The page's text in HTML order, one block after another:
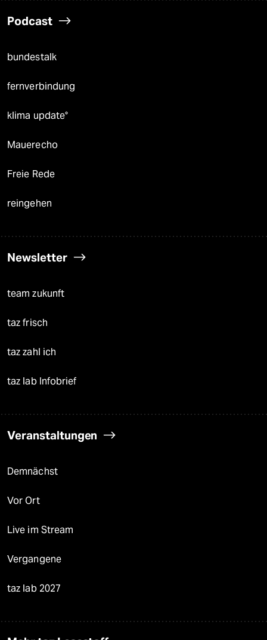
Podcast
bundestalk
fernverbindung
klima update°
Mauerecho
Freie Rede
reingehen
Newsletter
team zukunft
taz frisch
taz zahl ich
taz lab Infobrief
Veranstaltungen
Demnächst
Vor Ort
Live im Stream
Vergangene
taz lab 2027